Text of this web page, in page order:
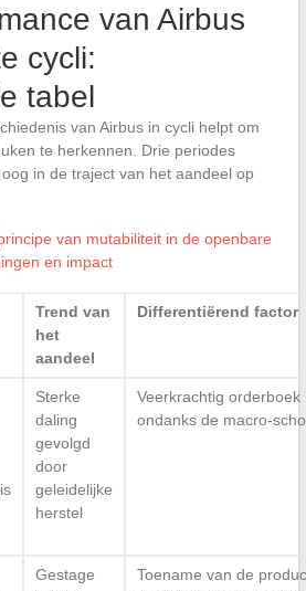
van Airbus
cycli:
tabel
van Airbus in cycli helpt om
te herkennen. Drie periodes
in de traject van het aandeel op
van mutabiliteit in de openbare
en impact
Trend van
het
aandeel
Differentiërend factor
Sterke
daling
gevolgd
door
geleidelijke
herstel
Veerkrachtig orderboek
ondanks de macro-
Gestage
Toename van de